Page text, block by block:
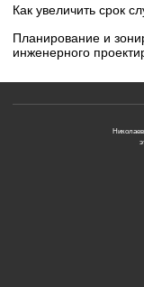
Как увеличить срок
Планирование и
инженерного